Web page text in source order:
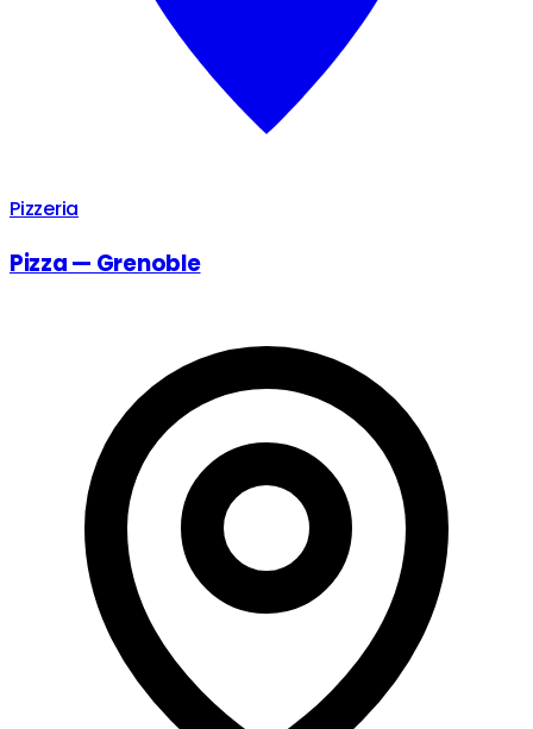
Pizzeria
Pizza — Grenoble